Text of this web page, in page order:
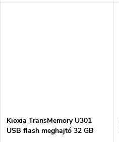
Kioxia TransMemory U301
USB flash meghajtó 32 GB